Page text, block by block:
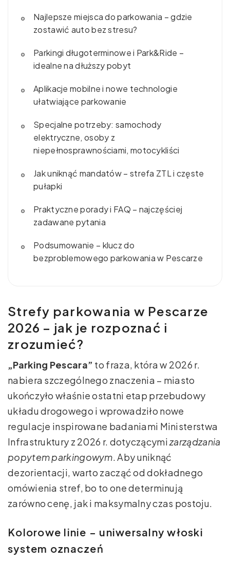
Najlepsze miejsca do parkowania – gdzie
zostawić auto bez stresu?
Parkingi długoterminowe i Park&Ride –
idealne na dłuższy pobyt
Aplikacje mobilne i nowe technologie
ułatwiające parkowanie
Specjalne potrzeby: samochody
elektryczne, osoby z
niepełnosprawnościami, motocykliści
Jak uniknąć mandatów – strefa ZTL i częste
pułapki
Praktyczne porady i FAQ – najczęściej
zadawane pytania
Podsumowanie – klucz do
bezproblemowego parkowania w Pescarze
Strefy parkowania w Pescarze
2026 – jak je rozpoznać i
zrozumieć?
„Parking Pescara” to fraza, która w 2026 r.
nabiera szczególnego znaczenia – miasto
ukończyło właśnie ostatni etap przebudowy
układu drogowego i wprowadziło nowe
regulacje inspirowane badaniami Ministerstwa
Infrastruktury z 2026 r. dotyczącymizarządzania
popytem parkingowym. Aby uniknąć
dezorientacji, warto zacząć od dokładnego
omówienia stref, bo to one determinują
zarówno cenę, jak i maksymalny czas postoju.
Kolorowe linie – uniwersalny włoski
system oznaczeń